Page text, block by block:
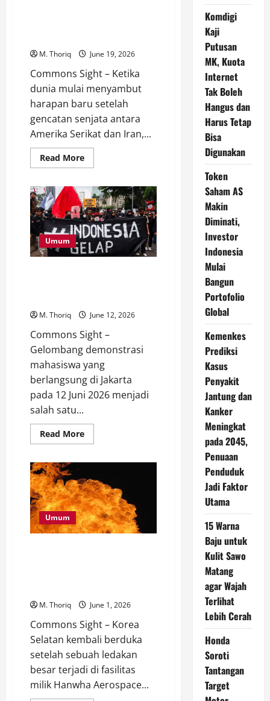
M. Thoriq June 19, 2026
Commons Sight – Ketika
dunia mulai menyambut
harapan baru setelah
gencatan senjata antara
Amerika Serikat dan Iran,...
Read MoreRead
more
Kirim
Kapal
Penyapu
Ranjau
ke
Selat
Hormuz,
Langkah
Penting
Umum
M. Thoriq June 12, 2026
Commons Sight –
Gelombang demonstrasi
mahasiswa yang
berlangsung di Jakarta
pada 12 Juni 2026 menjadi
salah satu...
Read MoreRead
more
Demo
Mahasiswa
Indonesia,
Tekanan
Ekonomi
Jadi
Perhatian
Umum
M. Thoriq June 1, 2026
Commons Sight – Korea
Selatan kembali berduka
setelah sebuah ledakan
besar terjadi di fasilitas
milik Hanwha Aerospace...
Komdigi
Kaji
Putusan
MK, Kuota
Internet
Tak Boleh
Hangus dan
Harus Tetap
Bisa
Digunakan
Token
Saham AS
Makin
Diminati,
Investor
Indonesia
Mulai
Bangun
Portofolio
Global
Kemenkes
Prediksi
Kasus
Penyakit
Jantung dan
Kanker
Meningkat
pada 2045,
Penuaan
Penduduk
Jadi Faktor
Utama
15 Warna
Baju untuk
Kulit Sawo
Matang
agar Wajah
Terlihat
Lebih Cerah
Honda
Soroti
Tantangan
Target